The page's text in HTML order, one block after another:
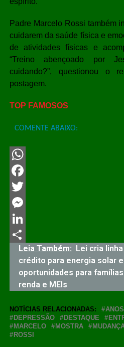
Padre Marcelo Rossi também
cuidarem da saúde física e
de atividades físicas e
“Treino abençoado por
cuidando?”, questionou o
postagem.
TOP FAMOSOS
COMENTE ABAIXO:
WhatsApp
Facebook
Twitter
Messenger
LinkedIn
Share
Leia Também: Lei cria
crédito para energia solar
oportunidades para
renda e MEIs
NOTÍCIAS RELACIONADAS: ANOS
DEPRESSÃO
DESTAQUE
MARCELO
MOSTRA
ROSSI